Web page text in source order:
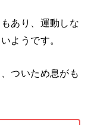
あり、運動しな
ようです。
ついため息がも